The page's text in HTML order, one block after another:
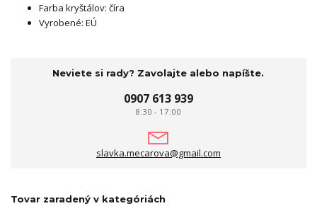
Farba kryštálov: číra
Vyrobené: EÚ
Neviete si rady? Zavolajte alebo napíšte.
0907 613 939
8:30 - 17:00
slavka.mecarova@gmail.com
Tovar zaradený v kategóriách